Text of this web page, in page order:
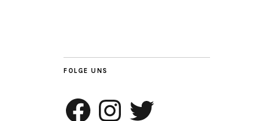
FOLGE UNS
Facebook InstagramTwitter